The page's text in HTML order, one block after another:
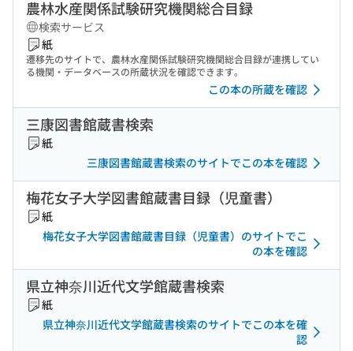
農林水産関係試験研究機関総合目録
検索サービス
紙
遷移先のサイトで、農林水産関係試験研究機関総合目録が連携してい
る機関・データベースの所蔵状況を確認できます。
この本の所蔵を確認
三康図書館蔵書検索
紙
三康図書館蔵書検索のサイトでこの本を確認
梅花女子大学図書館蔵書目録（児童書）
紙
梅花女子大学図書館蔵書目録（児童書）のサイトでこ
の本を確認
県立神奈川近代文学館蔵書検索
紙
県立神奈川近代文学館蔵書検索のサイトでこの本を確
認